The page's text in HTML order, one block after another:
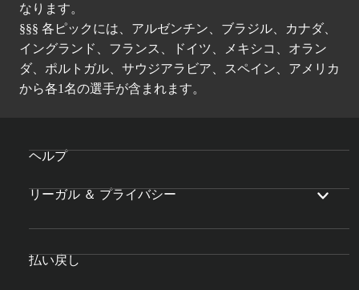
なります。
§§§ 各ピックには、アルゼンチン、ブラジル、カナダ、
イングランド、フランス、ドイツ、メキシコ、オラン
ダ、ポルトガル、サウジアラビア、スペイン、アメリカ
から各1名の選手が含まれます。
ヘルプ
リーガル ＆ プライバシー
払い戻し